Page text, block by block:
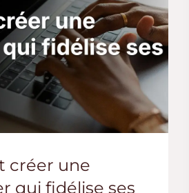
créer une
qui fidélise ses